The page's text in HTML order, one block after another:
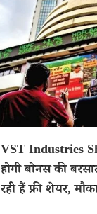
VST Industries
होगी बोनस की
रही हैं फ्री शेयर,